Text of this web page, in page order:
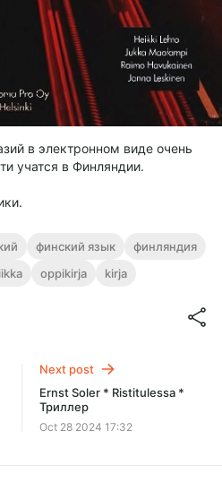
в электронном виде очень
учатся в Финляндии.
финский язык
финляндия
oppikirja kirja
Next post
Ernst Soler * Ristitulessa *
Триллер
Oct 28 2024 17:32